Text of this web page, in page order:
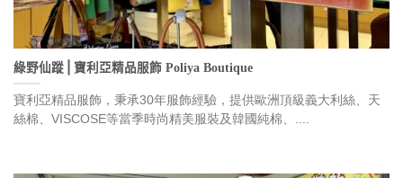
綠野仙蹤⎪寶利亞精品服飾 Poliya Boutique
寶利亞精品服飾，秉承30年服飾經驗，提供歐洲頂級義大利絲、天
絲棉、VISCOSE等當季時尚精美服裝及韓國純棉、....